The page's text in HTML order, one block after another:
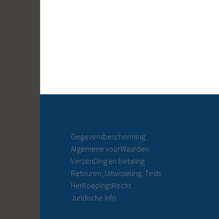
Gegevensbescherming
Algemene voorWaarden
VerzenDing en betaling
Retouren, Uitwisseling, Tests
HerRoepingsRecht
Juridische info